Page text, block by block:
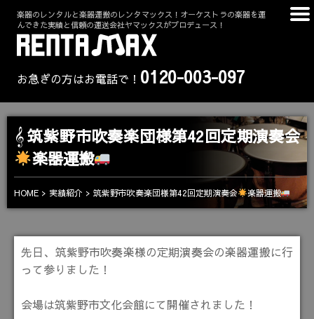
楽器のレンタルと楽器運搬のレンタマックス！オーケストラの楽器を運
んできた実績と信頼の運送会社ヤマックスがプロデュース！
お急ぎの方はお電話で！ 0120-003-097
筑紫野市吹奏楽団様第42回定期演奏会
楽器運搬
HOME 実績紹介 筑紫野市吹奏楽団様第42回定期演奏会 楽器運搬
先日、筑紫野市吹奏楽様の定期演奏会の楽器運搬に行
って参りました！
会場は筑紫野市文化会館にて開催されました！